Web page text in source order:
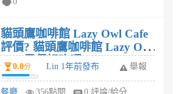
貓頭鷹咖啡館 Lazy Owl Cafe
評價? 貓頭鷹咖啡館 Lazy Owl
Cafe早餐好吃嗎?
0.0分 Lin 1年前發布 舉報
餐廳 356點閱
0 評論/給分